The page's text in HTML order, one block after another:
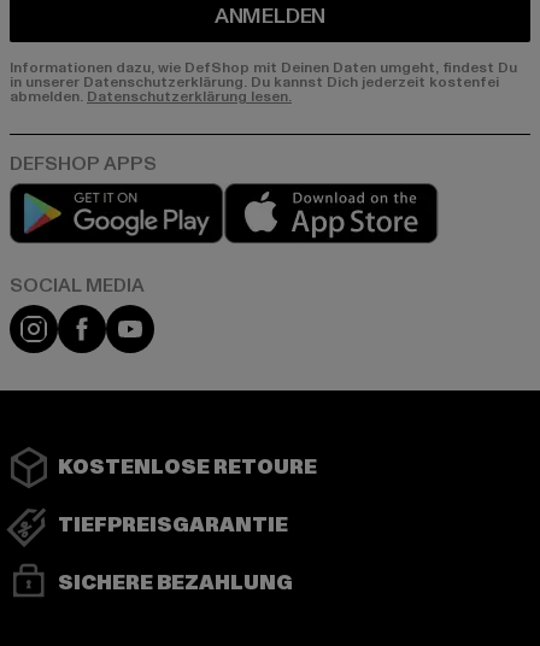
ANMELDEN
Informationen dazu, wie DefShop mit Deinen Daten umgeht, findest Du
in unserer Datenschutzerklärung. Du kannst Dich jederzeit kostenfei
abmelden. Datenschutzerklärung lesen.
Play market
Instagram
FacebookYouTube
KOSTENLOSE RETOURE
TIEFPREISGARANTIE
SICHERE BEZAHLUNG